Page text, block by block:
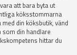
att bara byta ut
köksstommarna
din köksbutik, vänd
din handlare
hittar du